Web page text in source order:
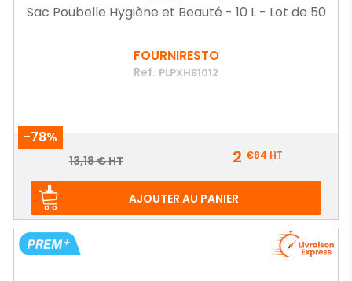
Sac Poubelle Hygiène et Beauté - 10 L - Lot de 50
FOURNIRESTO
Ref. PLPXHB1012
-78%
Prix
Prix
13,18 € HT 2 €84 HT
AJOUTER AU PANIER